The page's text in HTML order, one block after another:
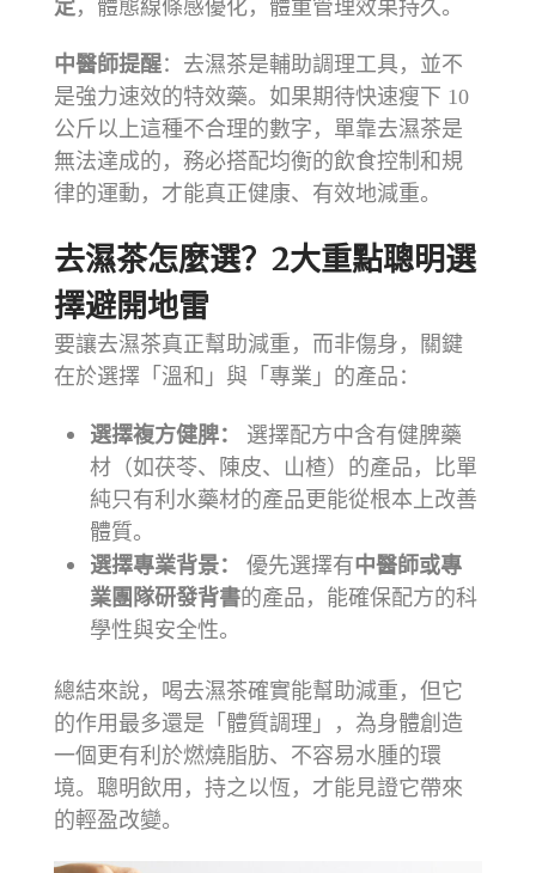
定，體態線條感優化，體重管理效果持久。
中醫師提醒：去濕茶是輔助調理工具，並不
是強力速效的特效藥。如果期待快速瘦下 10
公斤以上這種不合理的數字，單靠去濕茶是
無法達成的，務必搭配均衡的飲食控制和規
律的運動，才能真正健康、有效地減重。
去濕茶怎麼選？2大重點聰明選
擇避開地雷
要讓去濕茶真正幫助減重，而非傷身，關鍵
在於選擇「溫和」與「專業」的產品：
選擇複方健脾：
選擇配方中含有健脾藥
材（如茯苓、陳皮、山楂）的產品，比單
純只有利水藥材的產品更能從根本上改善
體質。
選擇專業背景：
優先選擇有中醫師或專
業團隊研發背書的產品，能確保配方的科
學性與安全性。
總結來說，喝去濕茶確實能幫助減重，但它
的作用最多還是「體質調理」，為身體創造
一個更有利於燃燒脂肪、不容易水腫的環
境。聰明飲用，持之以恆，才能見證它帶來
的輕盈改變。